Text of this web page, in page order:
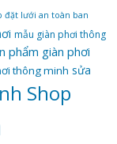
đặt lưới an toàn ban
mẫu giàn phơi thông
phẩm giàn phơi
thông minh sửa
Shop